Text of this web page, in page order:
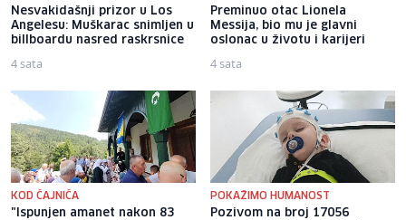
Nesvakidašnji prizor u Los
Angelesu: Muškarac snimljen u
billboardu nasred raskrsnice
4 sata
Preminuo otac Lionela
Messija, bio mu je glavni
oslonac u životu i karijeri
4 sata
KOD ČAJNIČA
"Ispunjen amanet nakon 83
POKAŽIMO HUMANOST
Pozivom na broj 17056